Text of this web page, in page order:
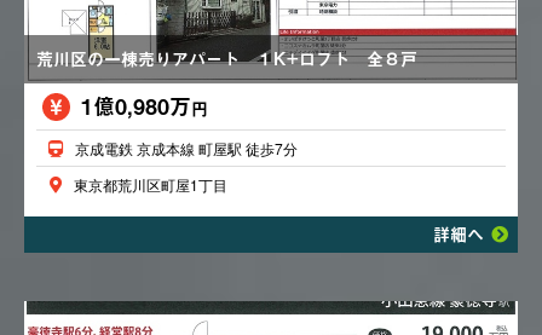
荒川区の一棟売りアパート １K+ロフト 全８戸
1億0,980万円
京成電鉄 京成本線 町屋駅 徒歩7分
東京都荒川区町屋1丁目
詳細へ